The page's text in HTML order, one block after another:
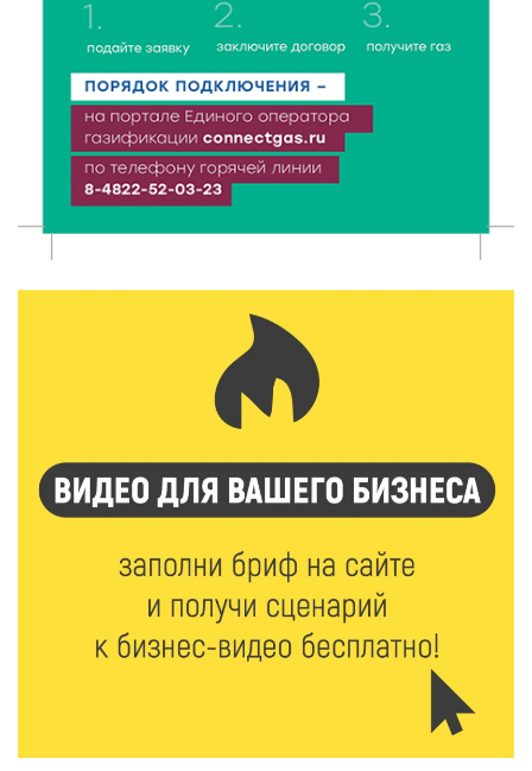
9 Авг 2026 12:13 372
От проекта к проекту: в Твери самозанятость чаще
воспринимают как временную меру
9 Авг 2026 12:12 675
Гигиена и безопасность: простые меры против
паразитарных заболеваний у детей
Тверские пенсионеры скажут «спасибо» интернету
Виталий Королев поблагодарил волонтёров-
медиков за их добрые сердца
физкультурника турниром по настольному теннису